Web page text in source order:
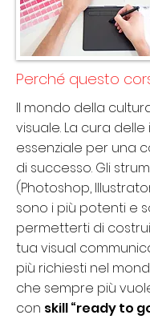
Perché questo
Il mondo della
visuale. La cura
essenziale per una
di successo. Gli
(Photoshop,
sono i più potenti e
permetterti di
tua visual
più richiesti nel
che sempre più
con skill “ready to